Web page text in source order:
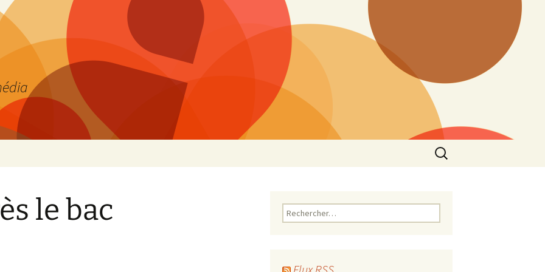
Rechercher :
le bac Rechercher :